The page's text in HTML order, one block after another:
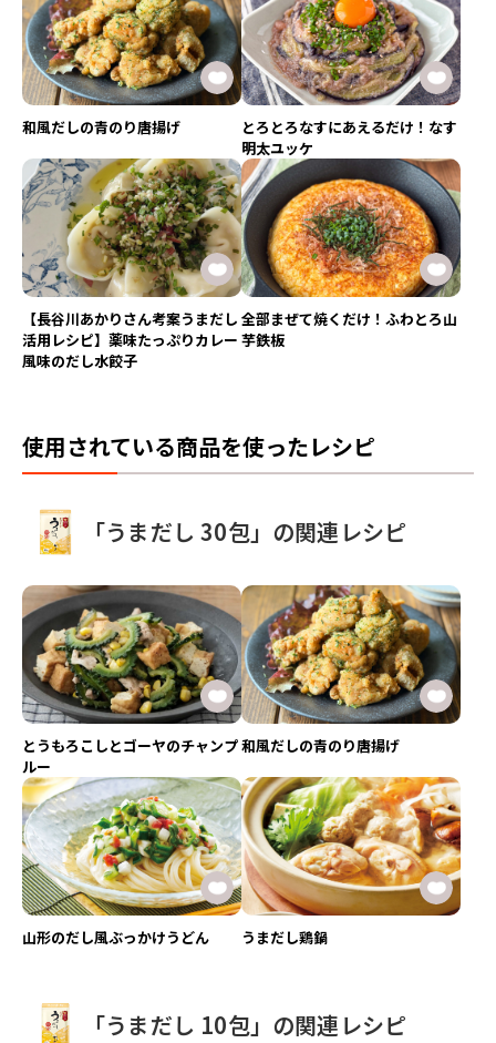
和風だしの青のり唐揚げ
とろとろなすにあえるだけ！なす
明太ユッケ
【長谷川あかりさん考案うまだし
活用レシピ】薬味たっぷりカレー
風味のだし水餃子
全部まぜて焼くだけ！ふわとろ山
芋鉄板
使用されている商品を使ったレシピ
「うまだし 30包」の関連レシピ
とうもろこしとゴーヤのチャンプ
ルー
和風だしの青のり唐揚げ
山形のだし風ぶっかけうどん うまだし鶏鍋
「うまだし 10包」の関連レシピ